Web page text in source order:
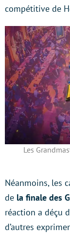
compétitive de
Les
Néanmoins, les
de la finale des
réaction a déçu
d’autres